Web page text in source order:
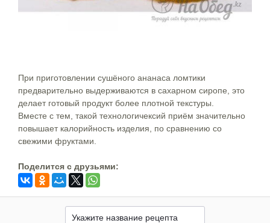
При приготовлении сушёного ананаса ломтики
предварительно выдерживаются в сахарном сиропе, это
делает готовый продукт более плотной текстуры.
Вместе с тем, такой технологичексий приём значительно
повышает калорийность изделия, по сравнению со
свежими фруктами.
Поделится c друзьями: